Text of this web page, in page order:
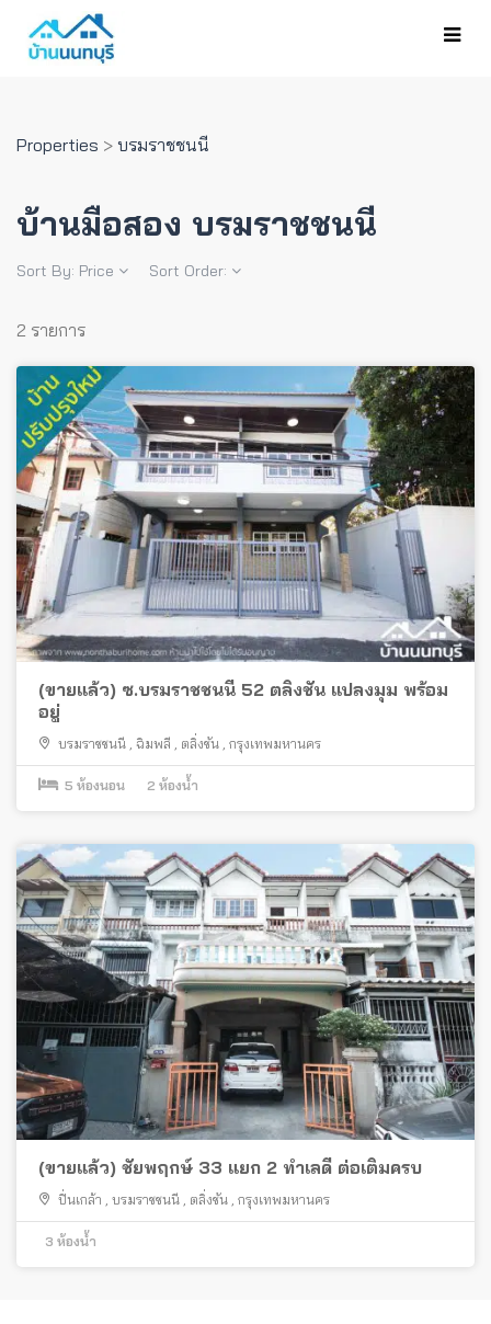
Properties > บรมราชชนนี
บ้านมือสอง บรมราชชนนี
Sort By: Price Sort Order:
2 รายการ
(ขายแล้ว) ซ.บรมราชชนนี 52 ตลิ่งชัน แปลงมุม พร้อม
อยู่
บรมราชชนนี ฉิมพลี ตลิ่งชัน กรุงเทพมหานคร
5 ห้องนอน 2 ห้องน้ำ
(ขายแล้ว) ชัยพฤกษ์ 33 แยก 2 ทำเลดี ต่อเติมครบ
ปิ่นเกล้า บรมราชชนนี ตลิ่งชัน กรุงเทพมหานคร
3 ห้องน้ำ